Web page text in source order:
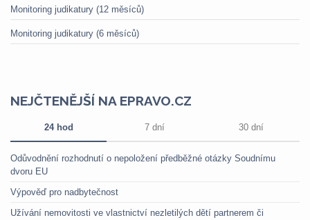
Monitoring judikatury (12 měsíců)
Monitoring judikatury (6 měsíců)
NEJČTENĚJŠÍ NA EPRAVO.CZ
24 hod 7 dní 30 dní
Odůvodnění rozhodnutí o nepoložení předběžné otázky Soudnímu
dvoru EU
Výpověď pro nadbytečnost
Užívání nemovitosti ve vlastnictví nezletilých dětí partnerem či